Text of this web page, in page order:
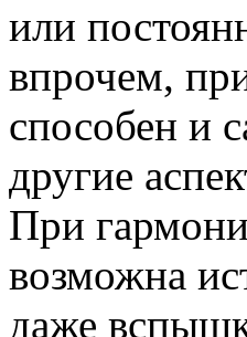
или
впрочем,
способен и
другие
При
возможна
даже